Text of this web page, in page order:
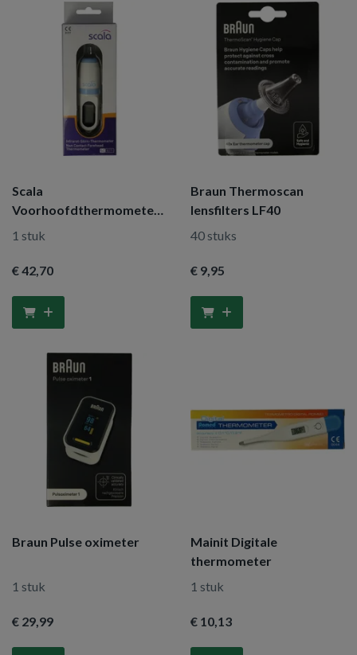
Scala
Voorhoofdthermometer
SC8721
1 stuk
€ 42,70
Braun Thermoscan
lensfilters LF40
40 stuks
€ 9,95
Braun Pulse oximeter
1 stuk
€ 29,99
Mainit Digitale
thermometer
1 stuk
€ 10,13